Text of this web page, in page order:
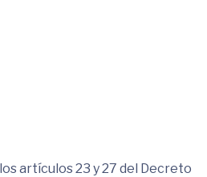
artículos 23 y 27 del Decreto